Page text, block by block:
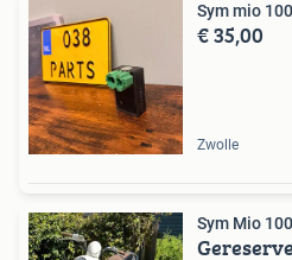
Sym mio
€ 35,00
Zwolle
Sym Mio